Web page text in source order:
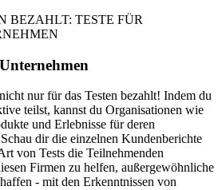
BEZAHLT: TESTE FÜR
nur für das Testen bezahlt! Indem du
teilst, kannst du Organisationen wie
und Erlebnisse für deren
dir die einzelnen Kundenberichte
von Tests die Teilnehmenden
Firmen zu helfen, außergewöhnliche
- mit den Erkenntnissen von